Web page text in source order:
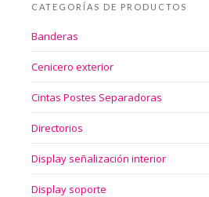
CATEGORÍAS DE PRODUCTOS
Banderas
Cenicero exterior
Cintas Postes Separadoras
Directorios
Display señalización interior
Display soporte